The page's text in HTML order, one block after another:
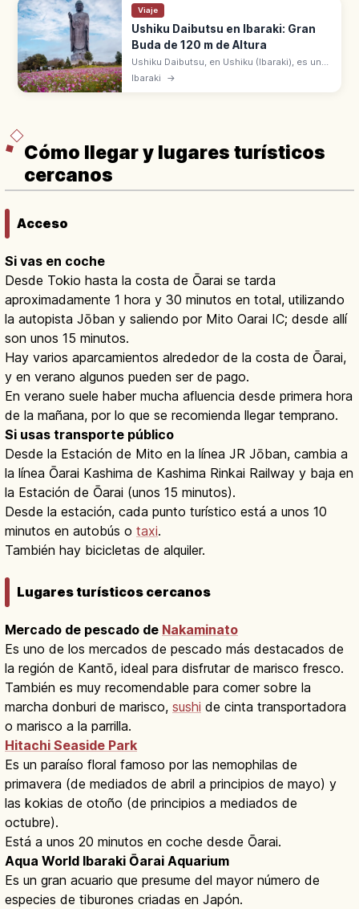
Viaje
Ushiku Daibutsu en Ibaraki: Gran
Buda de 120 m de Altura
Ushiku Daibutsu, en Ushiku (Ibaraki), es una
de las mayores estatuas de Buda del
Ibaraki →
Cómo llegar y lugares turísticos
cercanos
Acceso
Si vas en coche
Desde Tokio hasta la costa de Ōarai se tarda
aproximadamente 1 hora y 30 minutos en total, utilizando
la autopista Jōban y saliendo por Mito Oarai IC; desde allí
son unos 15 minutos.
Hay varios aparcamientos alrededor de la costa de Ōarai,
y en verano algunos pueden ser de pago.
En verano suele haber mucha afluencia desde primera hora
de la mañana, por lo que se recomienda llegar temprano.
Si usas transporte público
Desde la Estación de Mito en la línea JR Jōban, cambia a
la línea Ōarai Kashima de Kashima Rinkai Railway y baja en
la Estación de Ōarai (unos 15 minutos).
Desde la estación, cada punto turístico está a unos 10
minutos en autobús o taxi.
También hay bicicletas de alquiler.
Lugares turísticos cercanos
Mercado de pescado de Nakaminato
Es uno de los mercados de pescado más destacados de
la región de Kantō, ideal para disfrutar de marisco fresco.
También es muy recomendable para comer sobre la
marcha donburi de marisco, sushi de cinta transportadora
o marisco a la parrilla.
Hitachi Seaside Park
Es un paraíso floral famoso por las nemophilas de
primavera (de mediados de abril a principios de mayo) y
las kokias de otoño (de principios a mediados de
octubre).
Está a unos 20 minutos en coche desde Ōarai.
Aqua World Ibaraki Ōarai Aquarium
Es un gran acuario que presume del mayor número de
especies de tiburones criadas en Japón.